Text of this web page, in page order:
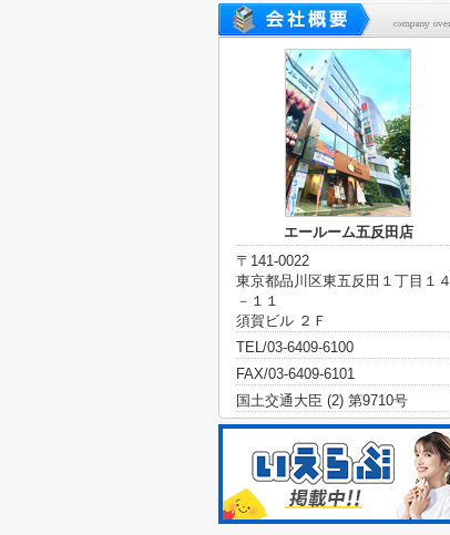
エールーム五反田店
〒141-0022
東京都品川区東五反田１丁目１４
－１１
須賀ビル ２Ｆ
TEL/03-6409-6100
FAX/03-6409-6101
国土交通大臣 (2) 第9710号